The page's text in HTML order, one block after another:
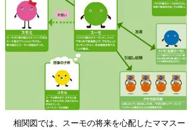
相関図では、スーモの将来を心配したママスー